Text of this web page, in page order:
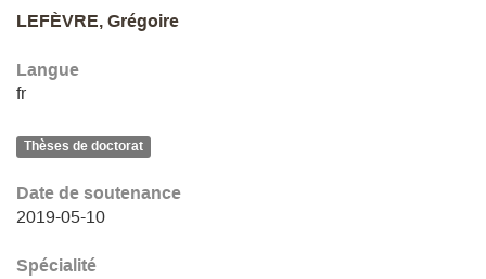
LEFÈVRE, Grégoire
Langue
fr
Thèses de doctorat
Date de soutenance
2019-05-10
Spécialité